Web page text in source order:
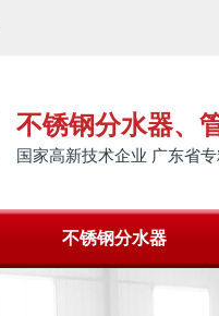
不锈钢分水器、
国家高新技术企业 广东省
不锈钢分水器